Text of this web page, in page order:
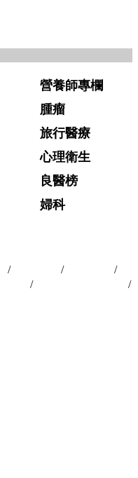
營養師專欄
腫瘤
旅行醫療
心理衛生
良醫榜
婦科
/ / /
/
/